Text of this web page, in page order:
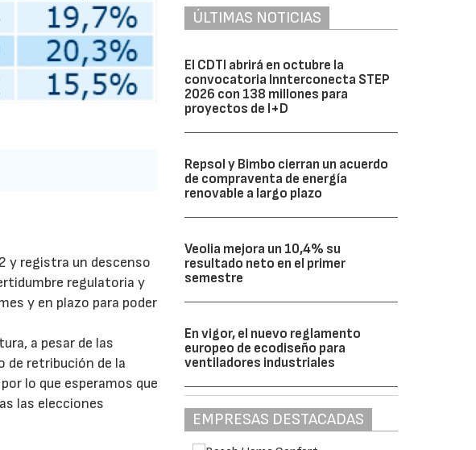
y registra un descenso
regulatoria y
y en plazo para poder
a pesar de las
de retribución de la
lo que esperamos que
las elecciones
ÚLTIMAS NOTICIAS
El CDTI abrirá en octubre la
convocatoria Innterconecta STEP
2026 con 138 millones para
proyectos de I+D
Repsol y Bimbo cierran un acuerdo
de compraventa de energía
renovable a largo plazo
Veolia mejora un 10,4% su
resultado neto en el primer
semestre
En vigor, el nuevo reglamento
europeo de ecodiseño para
ventiladores industriales
EMPRESAS DESTACADAS